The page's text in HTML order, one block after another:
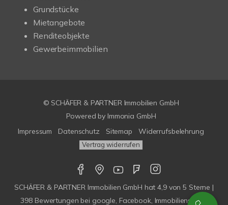
Grundstücke
Mietangebote
Renditeobjekte
Gewerbeimmobilien
© SCHÄFER & PARTNER Immobilien GmbH
Powered by Immonia GmbH
Impressum
Datenschutz Sitemap Widerrufsbelehrung
Vertrag widerrufen
SCHÄFER & PARTNER Immobilien GmbH hat4,9von5 Sterne |
398 Bewertungen bei google, Facebook, Immobilienscout,